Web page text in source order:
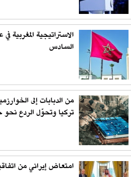
الاستراتيجية المغربية
السادس
من الدبابات إلى
تركيا وتحوّل الردع نحو
امتعاض إيراني من